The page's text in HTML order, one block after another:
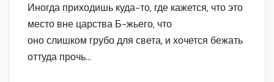
Иногда приходишь куда-то, где кажется, что это
место вне царства Б-жьего, что
оно слишком грубо для света, и хочется бежать
оттуда прочь…